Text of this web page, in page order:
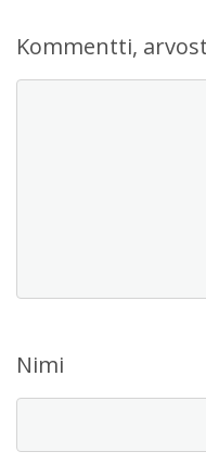
Kommentti,
Nimi